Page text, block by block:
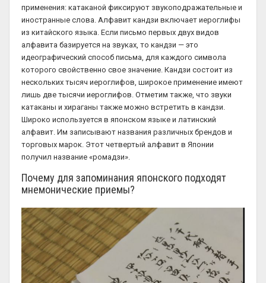
применения: катаканой фиксируют звукоподражательные и
иностранные слова. Алфавит кандзи включает иероглифы
из китайского языка. Если письмо первых двух видов
алфавита базируется на звуках, то кандзи — это
идеографический способ письма, для каждого символа
которого свойственно свое значение. Кандзи состоит из
нескольких тысяч иероглифов, широкое применение имеют
лишь две тысячи иероглифов. Отметим также, что звуки
катаканы и хираганы также можно встретить в кандзи.
Широко используется в японском языке и латинский
алфавит. Им записывают названия различных брендов и
торговых марок. Этот четвертый алфавит в Японии
получил название «ромадзи».
Почему для запоминания японского подходят
мнемонические приемы?